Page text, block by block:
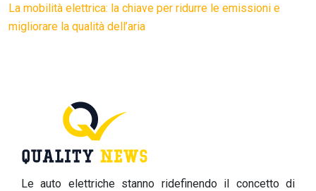
La mobilità elettrica: la chiave per ridurre le emissioni e
migliorare la qualità dell’aria
Le auto elettriche stanno ridefinendo il concetto di